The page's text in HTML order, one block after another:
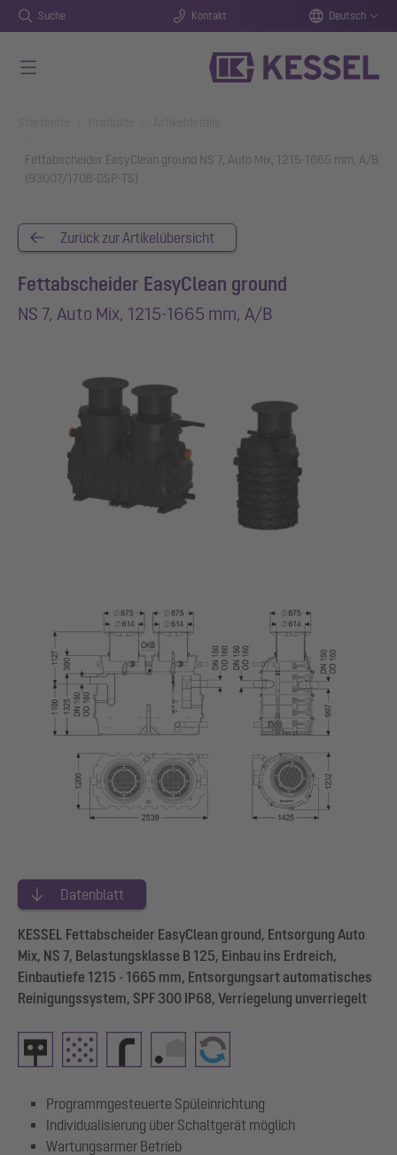
Suche Kontakt Deutsch
Fettabscheider EasyClean ground NS 7, Auto Mix, 1215-1665 mm, A/B
(93007/170B-DSP-TS)
Zurück zur Artikelübersicht
Fettabscheider EasyClean ground
NS 7, Auto Mix, 1215-1665 mm, A/B
Datenblatt
KESSEL Fettabscheider EasyClean ground, Entsorgung Auto
Mix, NS 7, Belastungsklasse B 125, Einbau ins Erdreich,
Einbautiefe 1215 - 1665 mm, Entsorgungsart automatisches
Reinigungssystem, SPF 300 IP68, Verriegelung unverriegelt
Programmgesteuerte Spüleinrichtung
Individualisierung über Schaltgerät möglich
Wartungsarmer Betrieb